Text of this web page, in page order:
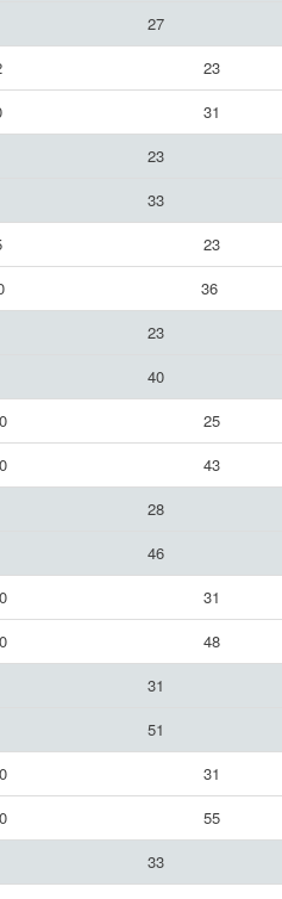
27
23
31
23
33
23
36
23
40
25
43
28
46
31
48
31
51
31
55
33